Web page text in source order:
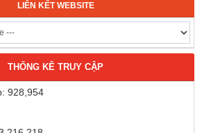
LIÊN KẾT WEBSITE
THỐNG KÊ TRUY CẬP
928,954